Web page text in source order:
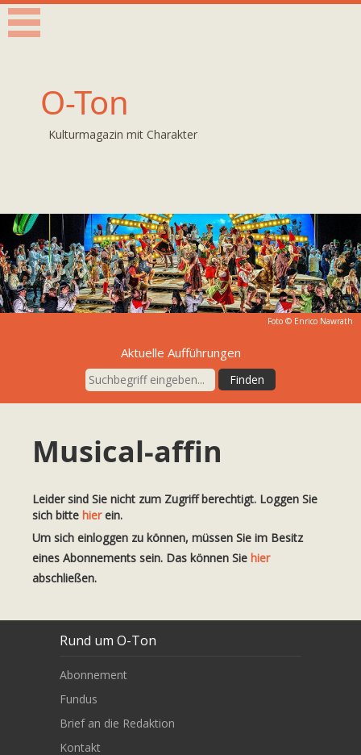
O-Ton
Kulturmagazin mit Charakter
Foto © Enrico Nawrath
Aktuelle Aufführungen
Musical-affin
Leider sind Sie nicht zum Zugriff berechtigt. Loggen Sie
sich bitte hierein.
Um sich einloggen zu können, müssen Sie im Besitz
eines Abonnements sein. Das können Sie hier
abschließen.
Rund um O-Ton
Abonnement
Fundus
Brief an die Redaktion
Kontakt